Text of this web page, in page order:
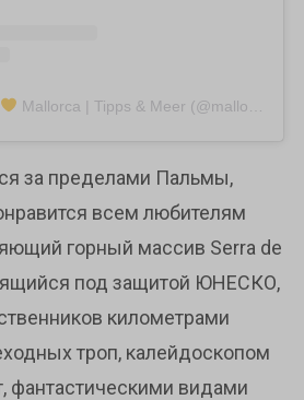
Mallorca | Tipps & Meer (@mallorcawelove)
за пределами Пальмы,
всем любителям
горный массив Serra de
под защитой ЮНЕСКО,
километрами
троп, калейдоскопом
фантастическими видами